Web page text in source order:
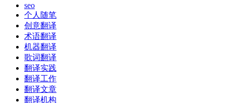
seo
个人随笔
创意翻译
术语翻译
机器翻译
歌词翻译
翻译实践
翻译工作
翻译文章
翻译机构